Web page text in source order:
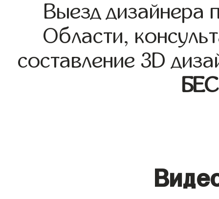
Выезд дизайнера
Области,
составление 3D